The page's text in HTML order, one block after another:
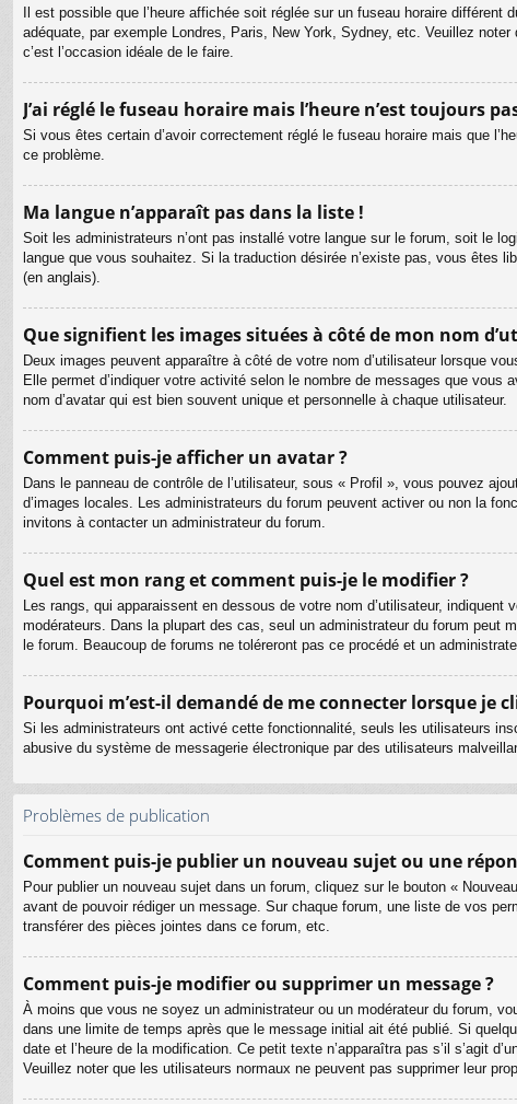
Il est possible que l’heure affichée soit réglée sur un fuseau horaire
adéquate, par exemple Londres, Paris, New York, Sydney, etc. Veuillez
c’est l’occasion idéale de le faire.
J’ai réglé le fuseau horaire mais l’heure n’est toujours
Si vous êtes certain d’avoir correctement réglé le fuseau horaire mais que
ce problème.
Ma langue n’apparaît pas dans la liste !
Soit les administrateurs n’ont pas installé votre langue sur le forum, soit le
langue que vous souhaitez. Si la traduction désirée n’existe pas, vous êtes
(en anglais).
Que signifient les images situées à côté de mon nom
Deux images peuvent apparaître à côté de votre nom d’utilisateur lorsque
Elle permet d’indiquer votre activité selon le nombre de messages que
nom d’avatar qui est bien souvent unique et personnelle à chaque utilisateur.
Comment puis-je afficher un avatar ?
Dans le panneau de contrôle de l’utilisateur, sous « Profil », vous pouvez
d’images locales. Les administrateurs du forum peuvent activer ou non la
invitons à contacter un administrateur du forum.
Quel est mon rang et comment puis-je le modifier ?
Les rangs, qui apparaissent en dessous de votre nom d’utilisateur,
modérateurs. Dans la plupart des cas, seul un administrateur du forum peut
le forum. Beaucoup de forums ne toléreront pas ce procédé et un
Pourquoi m’est-il demandé de me connecter lorsque
Si les administrateurs ont activé cette fonctionnalité, seuls les utilisateurs
abusive du système de messagerie électronique par des utilisateurs
Problèmes de publication
Comment puis-je publier un nouveau sujet ou une
Pour publier un nouveau sujet dans un forum, cliquez sur le bouton «
avant de pouvoir rédiger un message. Sur chaque forum, une liste de vos
transférer des pièces jointes dans ce forum, etc.
Comment puis-je modifier ou supprimer un message ?
À moins que vous ne soyez un administrateur ou un modérateur du forum,
dans une limite de temps après que le message initial ait été publié. Si
date et l’heure de la modification. Ce petit texte n’apparaîtra pas s’il s’agit
Veuillez noter que les utilisateurs normaux ne peuvent pas supprimer leur